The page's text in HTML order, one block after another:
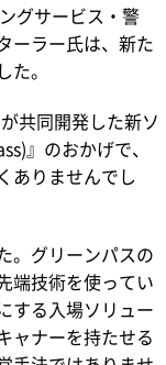
グサービス・警
ーラー氏は、新た
。
共同開発した新ソ
』のおかげで、
ありませんでし
。グリーンパスの
端技術を使ってい
する入場ソリュー
ャナーを持たせる